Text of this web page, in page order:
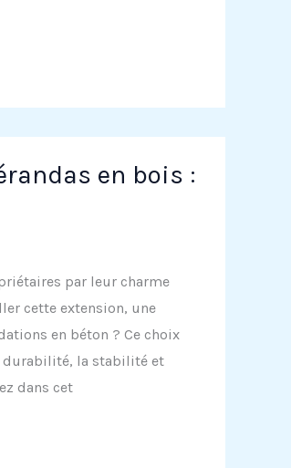
en bois :
par leur charme
cette extension, une
en béton ? Ce choix
la stabilité et
dans cet